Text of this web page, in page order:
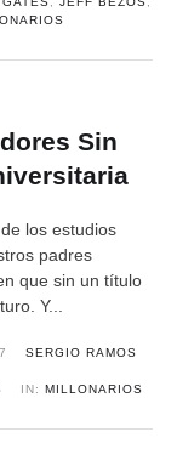
Sin
los estudios
padres
que sin un título
Y...
SERGIO RAMOS
IN:MILLONARIOS